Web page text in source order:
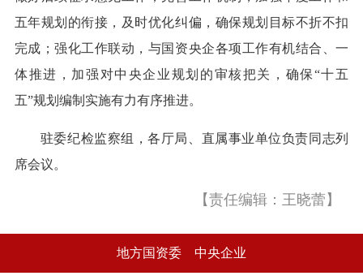
五年规划的衔接，及时优化纠偏，确保规划目标不折不扣
完成；强化工作联动，与国资央企各项工作有机结合、一
体推进，加强对中央企业规划的审核把关，确保“十五
五”规划编制实施有力有序推进。
驻委纪检监察组，各厅局、直属事业单位负责同志列
席会议。
【责任编辑：王晓蕾】
地方国资委 中央企业